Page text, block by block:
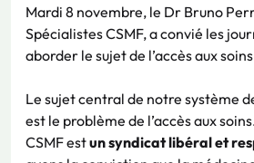
Mardi 8 novembre, le Dr Bruno
Spécialistes CSMF, a convié les
aborder le sujet de l’accès aux
Le sujet central de notre système
est le problème de l’accès aux
CSMF estun syndicat libéral et